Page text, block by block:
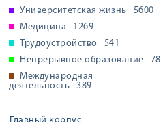
Университетская жизнь
5600
Медицина
1269
Трудоустройство
541
Непрерывное образование
78
Международная
деятельность
389